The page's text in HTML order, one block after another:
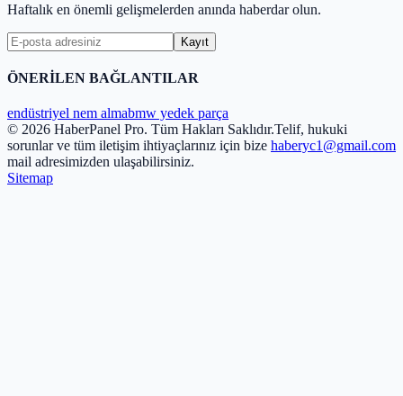
Haftalık en önemli gelişmelerden anında haberdar olun.
Kayıt
ÖNERİLEN BAĞLANTILAR
endüstriyel nem almabmw yedek parça
© 2026 HaberPanel Pro. Tüm Hakları Saklıdır.Telif, hukuki
sorunlar ve tüm iletişim ihtiyaçlarınız için bize haberyc1@gmail.com
mail adresimizden ulaşabilirsiniz.
Sitemap